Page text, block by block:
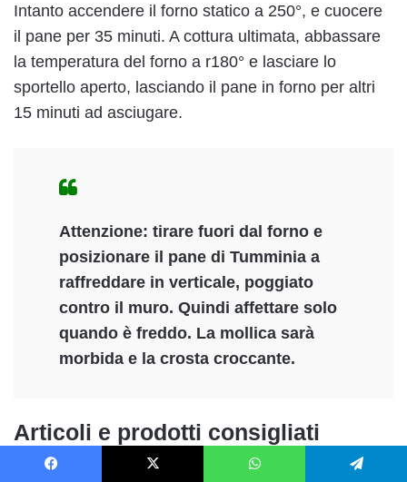
Intanto accendere il forno statico a 250°, e cuocere
il pane per 35 minuti. A cottura ultimata, abbassare
la temperatura del forno a r180° e lasciare lo
sportello aperto, lasciando il pane in forno per altri
15 minuti ad asciugare.
Attenzione: tirare fuori dal forno e
posizionare il pane di Tumminia a
raffreddare in verticale, poggiato
contro il muro. Quindi affettare solo
quando è freddo. La mollica sarà
morbida e la crosta croccante.
Articoli e prodotti consigliati
Altri articoli che ti potrebbero interessare: